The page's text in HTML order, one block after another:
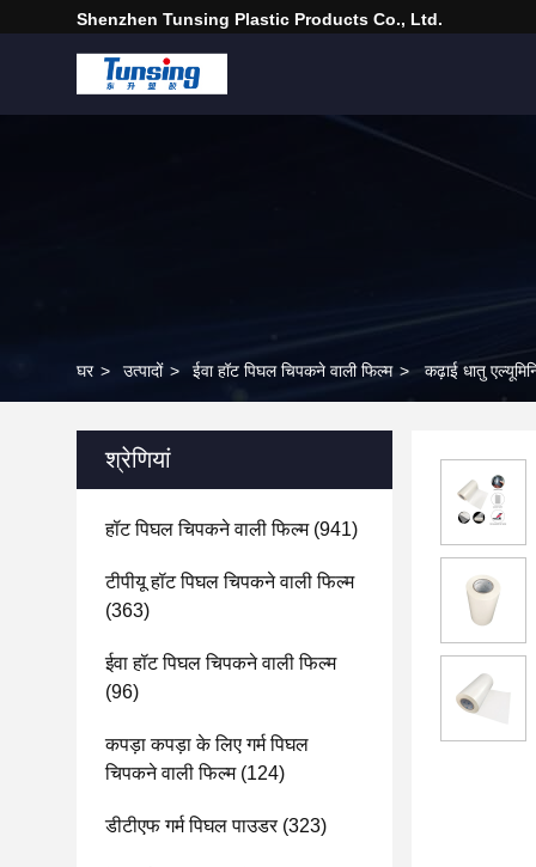
Shenzhen Tunsing Plastic Products Co., Ltd.
घर > उत्पादों > ईवा हॉट पिघल चिपकने वाली फिल्म > कढ़ाई धातु
श्रेणियां
हॉट पिघल चिपकने वाली फिल्म(941)
टीपीयू हॉट पिघल चिपकने वाली फिल्म
(363)
ईवा हॉट पिघल चिपकने वाली फिल्म
(96)
कपड़ा कपड़ा के लिए गर्म पिघल
चिपकने वाली फिल्म(124)
डीटीएफ गर्म पिघल पाउडर(323)